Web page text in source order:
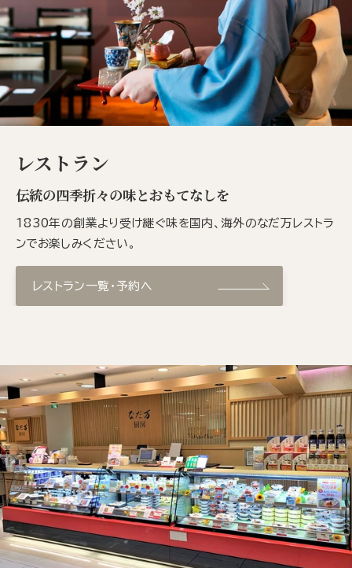
レストラン
伝統の四季折々の味とおもてなしを
1830年の創業より受け継ぐ味を国内、海外のなだ万レストラ
ンでお楽しみください。
レストラン一覧・予約へ